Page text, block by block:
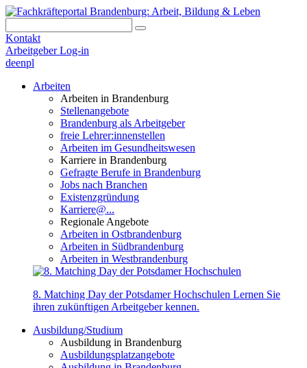
Kontakt
Arbeitgeber Log-in
deenpl
Arbeiten
Arbeiten in Brandenburg
Stellenangebote
Brandenburg als Arbeitgeber
freie Lehrer:innenstellen
Arbeiten im Gesundheitswesen
Karriere in Brandenburg
Gefragte Berufe in Brandenburg
Jobs nach Branchen
Existenzgründung
Karriere@...
Regionale Angebote
Arbeiten in Ostbrandenburg
Arbeiten in Südbrandenburg
Arbeiten in Westbrandenburg
8. Matching Day der Potsdamer Hochschulen Lernen Sie
ihren zukünftigen Arbeitgeber kennen.
Ausbildung/Studium
Ausbildung in Brandenburg
Ausbildungsplatzangebote